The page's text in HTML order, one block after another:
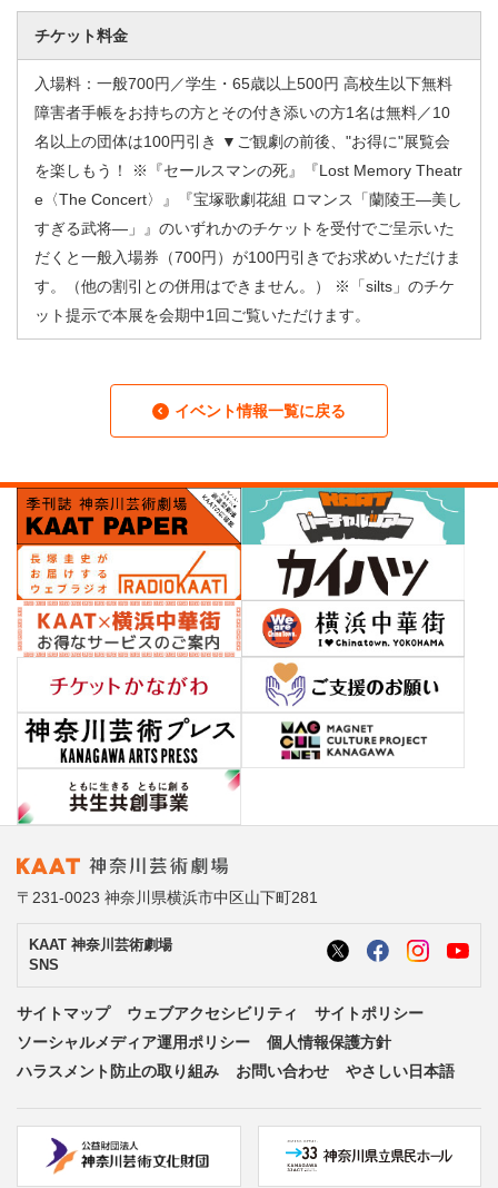
チケット料金
入場料：一般700円／学生・65歳以上500円 高校生以下無料
障害者手帳をお持ちの方とその付き添いの方1名は無料／10
名以上の団体は100円引き ▼ご観劇の前後、"お得に"展覧会
を楽しもう！ ※『セールスマンの死』『Lost Memory Theatr
e〈The Concert〉』『宝塚歌劇花組 ロマンス「蘭陵王—美し
すぎる武将—」』のいずれかのチケットを受付でご呈示いた
だくと一般入場券（700円）が100円引きでお求めいただけま
す。（他の割引との併用はできません。） ※「silts」のチケ
ット提示で本展を会期中1回ご覧いただけます。
イベント情報一覧に戻る
〒231-0023 神奈川県横浜市中区山下町281
KAAT 神奈川芸術劇場
SNS
サイトマップ ウェブアクセシビリティ
サイトポリシー
ソーシャルメディア運用ポリシー
個人情報保護方針
ハラスメント防止の取り組み
お問い合わせ やさしい日本語